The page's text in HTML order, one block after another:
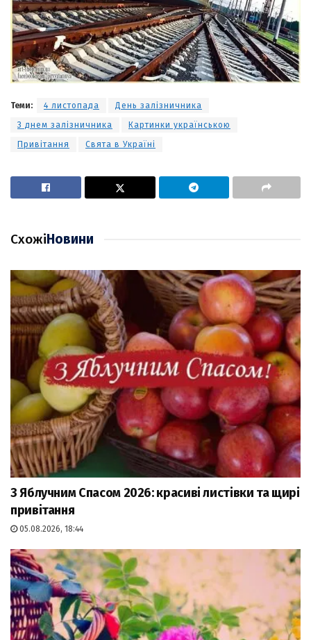
Теми: 4 листопада
День залізничника
З днем залізничника
Картинки українською
Привітання
Свята в Україні
СхожіНовини
З Яблучним Спасом 2026: красиві листівки та щирі
привітання
05.08.2026, 18:44